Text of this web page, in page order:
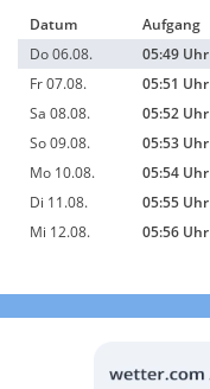
Datum
Aufgang
Do 06.08.
05:49 Uhr
Fr 07.08.
05:51 Uhr
Sa 08.08.
05:52 Uhr
So 09.08.
05:53 Uhr
Mo 10.08.
05:54 Uhr
Di 11.08.
05:55 Uhr
Mi 12.08.
05:56 Uhr